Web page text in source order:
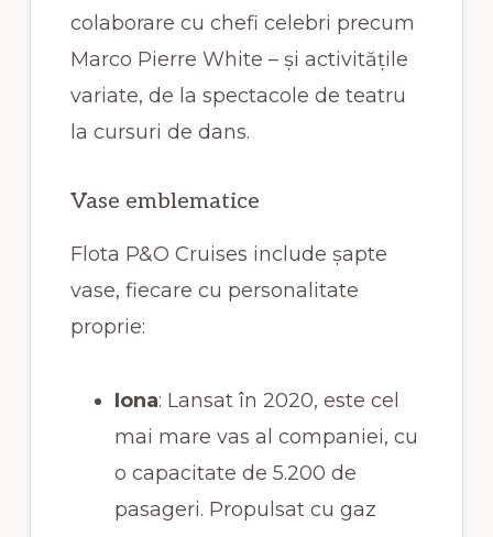
colaborare cu chefi celebri precum
Marco Pierre White – și activitățile
variate, de la spectacole de teatru
la cursuri de dans.
Vase emblematice
Flota P&O Cruises include șapte
vase, fiecare cu personalitate
proprie:
Iona: Lansat în 2020, este cel
mai mare vas al companiei, cu
o capacitate de 5.200 de
pasageri. Propulsat cu gaz